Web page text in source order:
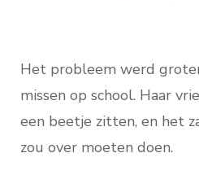
Het probleem werd
missen op school. Haar
een beetje zitten, en het
zou over moeten doen.